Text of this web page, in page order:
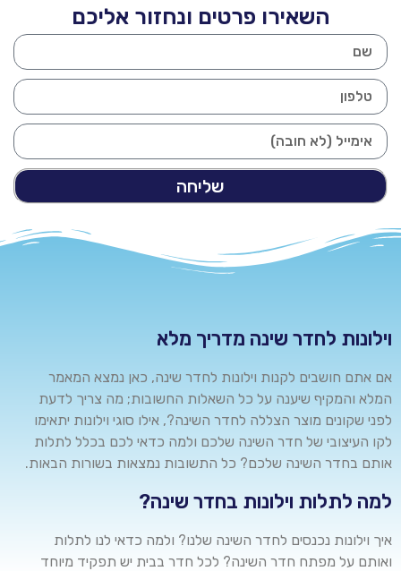
השאירו פרטים ונחזור אליכם
שליחה
וילונות לחדר שינה מדריך מלא
אם אתם חושבים לקנות וילונות לחדר שינה, כאן נמצא המאמר
המלא והמקיף שיענה על כל השאלות החשובות; מה צריך לדעת
לפני שקונים מוצר הצללה לחדר השינה?, אילו סוגי וילונות יתאימו
לקו העיצובי של חדר השינה שלכם ולמה כדאי לכם בכלל לתלות
אותם בחדר השינה שלכם? כל התשובות נמצאות בשורות הבאות.
למה לתלות וילונות בחדר שינה?
איך וילונות נכנסים לחדר השינה שלנו? ולמה כדאי לנו לתלות
ואותם על מפתח חדר השינה? לכל חדר בבית יש תפקיד מיוחד